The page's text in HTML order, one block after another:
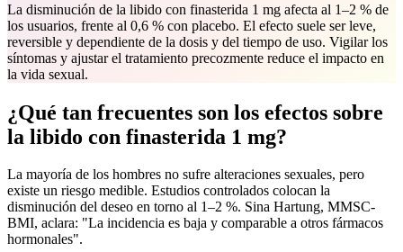
La disminución de la libido con finasterida 1 mg afecta al 1–2 % de
los usuarios, frente al 0,6 % con placebo. El efecto suele ser leve,
reversible y dependiente de la dosis y del tiempo de uso. Vigilar los
síntomas y ajustar el tratamiento precozmente reduce el impacto en
la vida sexual.
¿Qué tan frecuentes son los efectos sobre
la libido con finasterida 1 mg?
La mayoría de los hombres no sufre alteraciones sexuales, pero
existe un riesgo medible. Estudios controlados colocan la
disminución del deseo en torno al 1–2 %. Sina Hartung, MMSC-
BMI, aclara: "La incidencia es baja y comparable a otros fármacos
hormonales".